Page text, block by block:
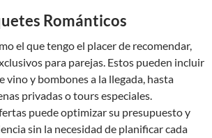
Románticos
el que tengo el placer de recomendar,
para parejas. Estos pueden incluir
vino y bombones a la llegada, hasta
privadas o tours especiales.
puede optimizar su presupuesto y
sin la necesidad de planificar cada